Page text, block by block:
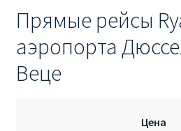
Прямые рейсы
аэропорта
Веце
Цена